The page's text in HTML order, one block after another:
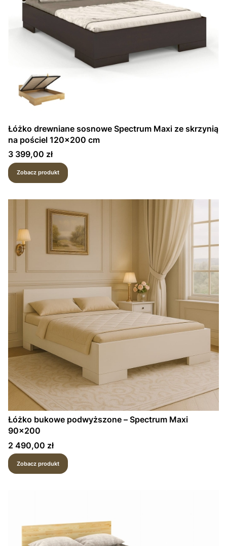
Łóżko drewniane sosnowe Spectrum Maxi ze skrzynią
na pościel 120x200 cm
Cena
3 399,00 zł
Zobacz produkt
Łóżko bukowe podwyższone – Spectrum Maxi
90×200
Cena
2 490,00 zł
Zobacz produkt